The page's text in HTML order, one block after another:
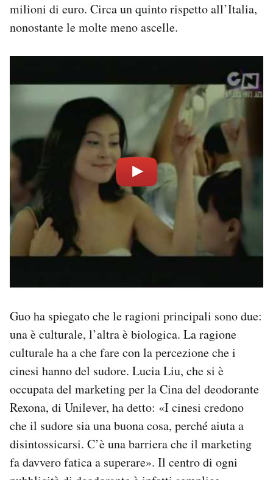
milioni di euro. Circa un quinto rispetto all’Italia,
nonostante le molte meno ascelle.
Guo ha spiegato che le ragioni principali sono due:
una è culturale, l’altra è biologica. La ragione
culturale ha a che fare con la percezione che i
cinesi hanno del sudore. Lucia Liu, che si è
occupata del marketing per la Cina del deodorante
Rexona, di Unilever, ha detto: «I cinesi credono
che il sudore sia una buona cosa, perché aiuta a
disintossicarsi. C’è una barriera che il marketing
fa davvero fatica a superare». Il centro di ogni